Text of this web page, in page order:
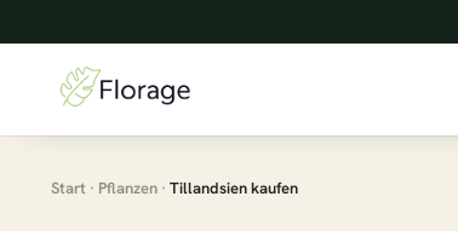
Start · Pflanzen · Tillandsien kaufen